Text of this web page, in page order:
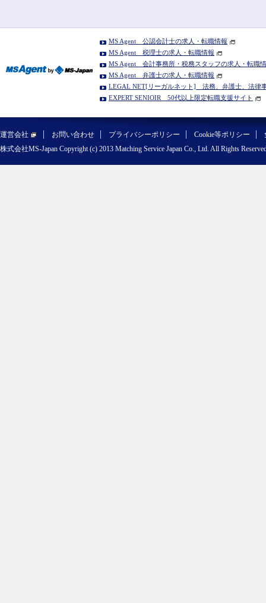
MS Agent 公認会計士の求人・転職情報
MS Agent 税理士の求人・転職情報
MS Agent 会計事務所・税務スタッフの求人・転職
MS Agent 弁護士の求人・転職情報
LEGAL NET[リーガルネット] 法務、弁護士、法律
EXPERT SENIOIR 50代以上限定転職支援サイト
運営会社 お問い合わせ プライバシーポリシー Cookie等ポリシー
株式会社MS-Japan Copyright (c) 2013 Matching Service Japan Co., Ltd. All Rights